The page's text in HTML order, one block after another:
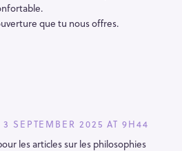
que tu nous offres.
3 SEPTEMBER 2025 AT 9H44
les articles sur les philosophies